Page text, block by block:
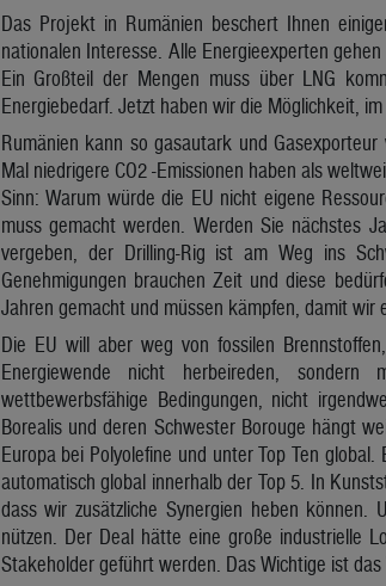
Das Projekt in Rumänien beschert Ihnen
nationalen Interesse. Alle Energieexperten
Ein Großteil der Mengen muss über LNG
Energiebedarf. Jetzt haben wir die Möglichkeit,
Rumänien kann so gasautark und
Mal niedrigere CO2 -Emissionen haben als
Sinn: Warum würde die EU nicht eigene
muss gemacht werden. Werden Sie nächstes
vergeben, der Drilling-Rig ist am Weg ins
Genehmigungen brauchen Zeit und diese
Jahren gemacht und müssen kämpfen, damit wir
Die EU will aber weg von fossilen
Energiewende nicht herbeireden,
wettbewerbsfähige Bedingungen, nicht
Borealis und deren Schwester Borouge hängt
Europa bei Polyolefine und unter Top Ten
automatisch global innerhalb der Top 5. In
dass wir zusätzliche Synergien heben können.
nützen. Der Deal hätte eine große industrielle
Stakeholder geführt werden. Das Wichtige ist das